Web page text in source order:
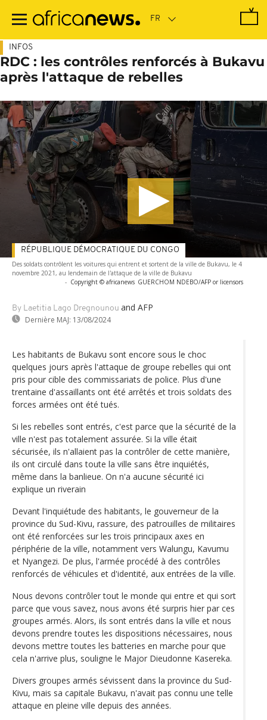
contenu
INFOS
RDC : les contrôles renforcés à Bukavu
après l'attaque de rebelles
Des soldats contrôlent les voitures qui entrent et sortent de la ville de Bukavu, le 4
novembre 2021, au lendemain de l'attaque de la ville de Bukavu
- Copyright © africanews GUERCHOM NDEBO/AFP or licensors
By Laetitia Lago Dregnounou and AFP
Dernière MAJ: 13/08/2024
RÉPUBLIQUE DÉMOCRATIQUE DU CONGO
Les habitants de Bukavu sont encore sous le choc
quelques jours après l'attaque de groupe rebelles qui ont
pris pour cible des commissariats de police. Plus d'une
trentaine d'assaillants ont été arrêtés et trois soldats des
forces armées ont été tués.
Si les rebelles sont entrés, c'est parce que la sécurité de la
ville n'est pas totalement assurée. Si la ville était
sécurisée, ils n'allaient pas la contrôler de cette manière,
ils ont circulé dans toute la ville sans être inquiétés,
même dans la banlieue. On n'a aucune sécurité ici
explique un riverain
Devant l'inquiétude des habitants, le gouverneur de la
province du Sud-Kivu, rassure, des patrouilles de militaires
ont été renforcées sur les trois principaux axes en
périphérie de la ville, notamment vers Walungu, Kavumu
et Nyangezi. De plus, l'armée procédé à des contrôles
renforcés de véhicules et d'identité, aux entrées de la ville.
Nous devons contrôler tout le monde qui entre et qui sort
parce que vous savez, nous avons été surpris hier par ces
groupes armés. Alors, ils sont entrés dans la ville et nous
devons prendre toutes les dispositions nécessaires, nous
devons mettre toutes les batteries en marche pour que
cela n'arrive plus, souligne le Major Dieudonne Kasereka.
Divers groupes armés sévissent dans la province du Sud-
Kivu, mais sa capitale Bukavu, n'avait pas connu une telle
attaque en pleine ville depuis des années.